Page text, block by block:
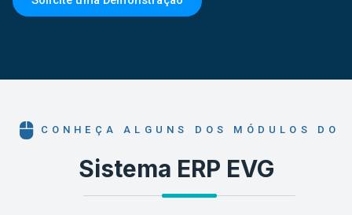
CONHEÇA ALGUNS DOS MÓDULOS DO
Sistema ERP EVG